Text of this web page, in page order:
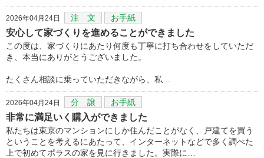
2026年04月24日 注 文 お手紙
安心して家づくりを進めることができました
この度は、家づくりにあたり何度も丁寧に打ち合わせをしていただ
き、本当にありがとうございました。
たくさん相談に乗っていただきながら、私…
2026年04月24日 分 譲 お手紙
非常に満足いく購入ができました
私たちは東京のマンションにしか住んだことがなく、戸建てを買う
ということを考えるにあたって、インターネットなどで多く調べた
上で初めてポラスの家を見に行きました。実際に…